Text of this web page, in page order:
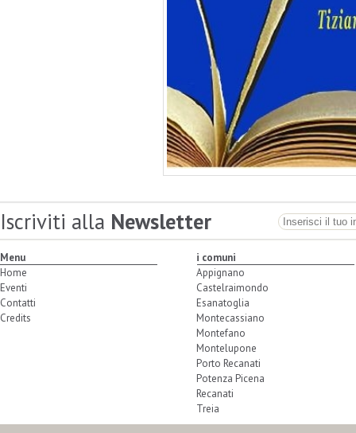
Iscriviti alla Newsletter
Menu
Home
Eventi
Contatti
Credits
i comuni
Appignano
Castelraimondo
Esanatoglia
Montecassiano
Montefano
Montelupone
Porto Recanati
Potenza Picena
Recanati
Treia